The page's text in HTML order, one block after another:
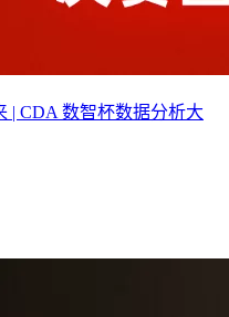
| CDA 数智杯数据分析大